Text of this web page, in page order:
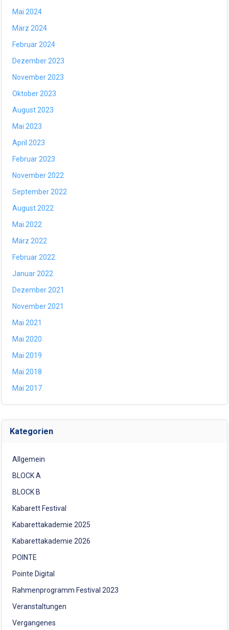
Mai 2024
März 2024
Februar 2024
Dezember 2023
November 2023
Oktober 2023
August 2023
Mai 2023
April 2023
Februar 2023
November 2022
September 2022
August 2022
Mai 2022
März 2022
Februar 2022
Januar 2022
Dezember 2021
November 2021
Mai 2021
Mai 2020
Mai 2019
Mai 2018
Mai 2017
Kategorien
Allgemein
BLOCK A
BLOCK B
Kabarett Festival
Kabarettakademie 2025
Kabarettakademie 2026
POINTE
Pointe Digital
Rahmenprogramm Festival 2023
Veranstaltungen
Vergangenes